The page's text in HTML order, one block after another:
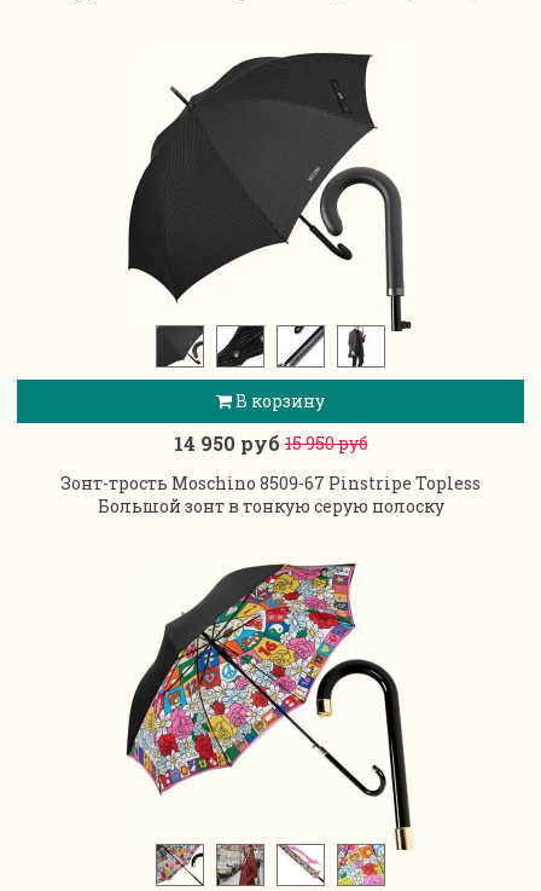
В корзину
14 950 руб15 950 руб
Зонт-трость Moschino 8509-67 Pinstripe Topless
Большой зонт в тонкую серую полоску